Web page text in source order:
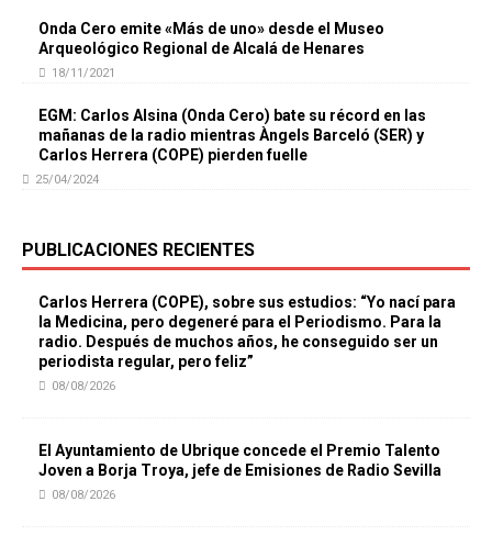
Onda Cero emite «Más de uno» desde el Museo
Arqueológico Regional de Alcalá de Henares
18/11/2021
EGM: Carlos Alsina (Onda Cero) bate su récord en las
mañanas de la radio mientras Àngels Barceló (SER) y
Carlos Herrera (COPE) pierden fuelle
25/04/2024
PUBLICACIONES RECIENTES
Carlos Herrera (COPE), sobre sus estudios: “Yo nací para
la Medicina, pero degeneré para el Periodismo. Para la
radio. Después de muchos años, he conseguido ser un
periodista regular, pero feliz”
08/08/2026
El Ayuntamiento de Ubrique concede el Premio Talento
Joven a Borja Troya, jefe de Emisiones de Radio Sevilla
08/08/2026